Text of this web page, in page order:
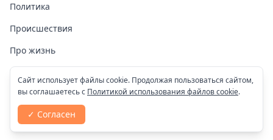
Политика
Происшествия
Про жизнь
Здоровье
COVID-19
Спорт
Сайт использует файлы cookie. Продолжая пользоваться сайтом,
вы соглашаетесь с Политикой использования файлов cookie.
✓ Согласен